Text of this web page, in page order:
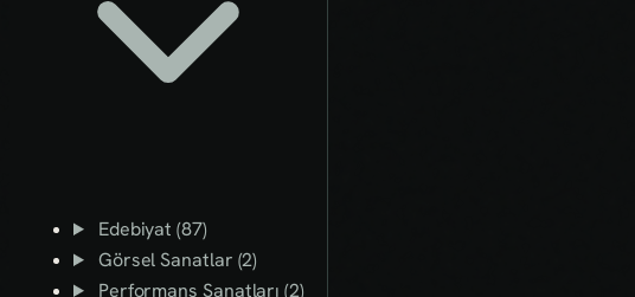
Edebiyat (87)
Görsel Sanatlar (2)
Performans Sanatları (2)